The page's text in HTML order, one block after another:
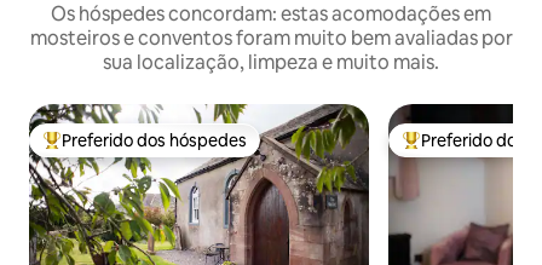
Os hóspedes concordam: estas acomodações em
mosteiros e conventos foram muito bem avaliadas por
sua localização, limpeza e muito mais.
Entre os melhores preferidos dos hóspedes
Preferido dos hóspedes Entre os
Preferido dos